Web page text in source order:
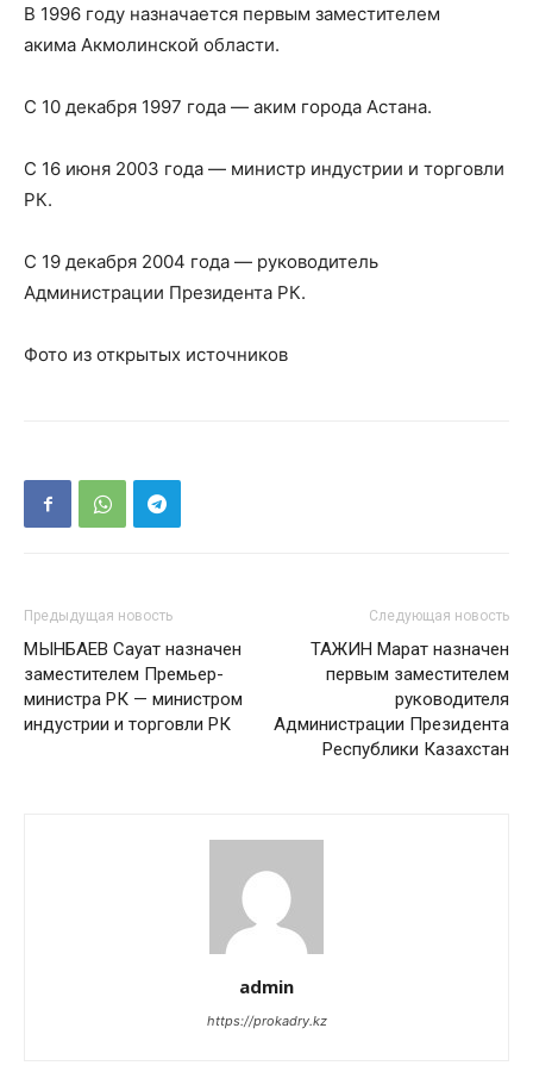
В 1996 году назначается первым заместителем
акима Акмолинской области.
С 10 декабря 1997 года — аким города Астана.
С 16 июня 2003 года — министр индустрии и торговли
РК.
С 19 декабря 2004 года — руководитель
Администрации Президента РК.
Фото из открытых источников
Предыдущая новость
МЫНБАЕВ Сауат назначен
заместителем Премьер-
министра РК — министром
индустрии и торговли РК
Следующая новость
ТАЖИН Марат назначен
первым заместителем
руководителя
Администрации Президента
Республики Казахстан
admin
https://prokadry.kz